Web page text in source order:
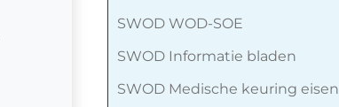
SWOD WOD-SOE
SWOD Informatie bladen
SWOD Medische keuring eisen